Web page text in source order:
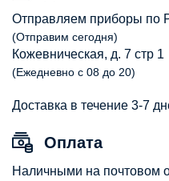
Отправляем приборы по
(Отправим сегодня)
Кожевническая, д. 7 стр 1
(Ежедневно с 08 до 20)
Доставка в течение 3-7
Оплата
Наличными на почтовом